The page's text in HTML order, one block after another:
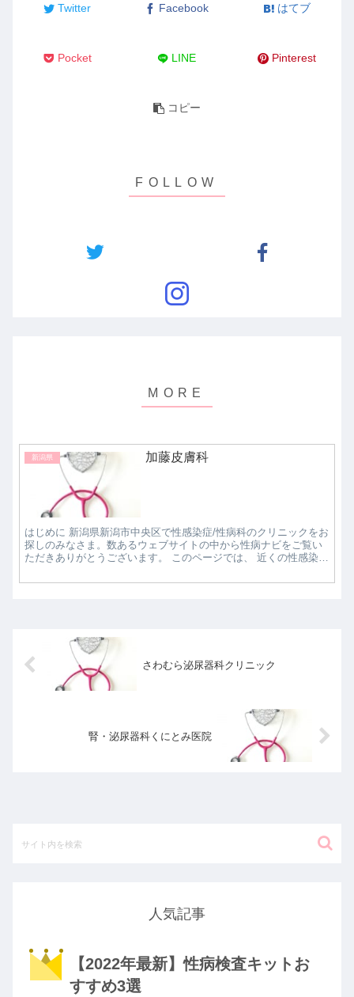
Twitter Facebook はてブ
Pocket LINE Pinterest
コピー
新潟県 加藤皮膚科
はじめに 新潟県新潟市中央区で性感染症/性病科のクリニックをお
探しのみなさま。数あるウェブサイトの中から性病ナビをご覧い
ただきありがとうございます。 このページでは、 近くの性感染
さわむら泌尿器科クリニック
腎・泌尿器科くにとみ医院
人気記事
【2022年最新】性病検査キットお
すすめ3選